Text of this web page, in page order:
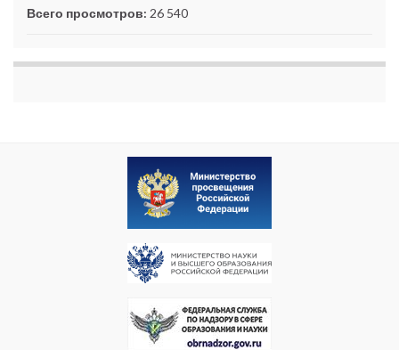
Всего просмотров: 26 540